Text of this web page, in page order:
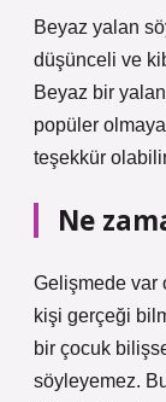
Beyaz yalan
düşünceli ve
Beyaz bir
popüler
teşekkür
Ne
Gelişmede var
kişi gerçeği
bir çocuk
söyleyemez.